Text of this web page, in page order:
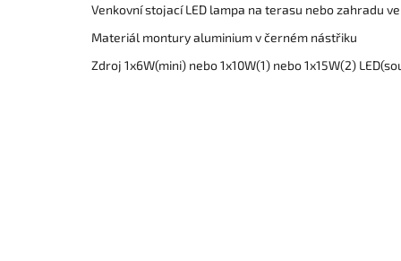
Venkovní stojací LED lampa na terasu nebo zahradu
Materiál montury aluminium v černém nástřiku
Zdroj 1x6W(mini) nebo 1x10W(1) nebo 1x15W(2)